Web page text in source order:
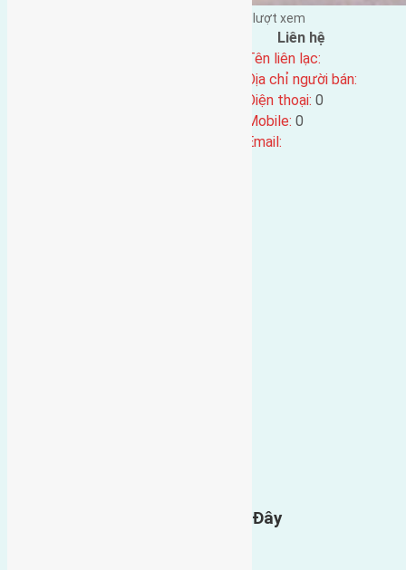
lượt xem
Liên hệ
Tên liên lạc:
Địa chỉ người bán:
Điện thoại: 0
Mobile: 0
Email:
Gửi Tin Nhắn Cho Chúng Tôi Ở Đây